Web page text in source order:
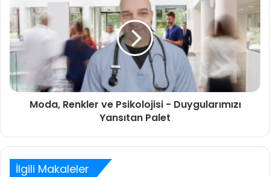
Moda, Renkler ve Psikolojisi - Duygularımızı
Yansıtan Palet
İlgili Makaleler